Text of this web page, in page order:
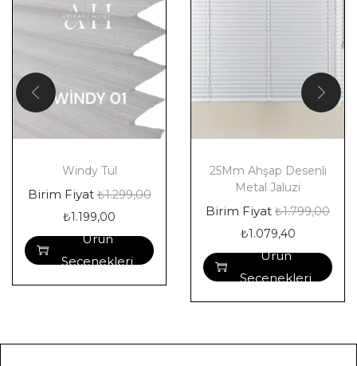
Windy Tül
Birim Fiyat₺1.299,00
₺1.199,00
Ürün
Seçenekleri
25Mm Ahşap Desenli
Metal Jaluzi
Birim Fiyat ₺1.799,00
₺1.079,40
Ürün
Seçenekleri